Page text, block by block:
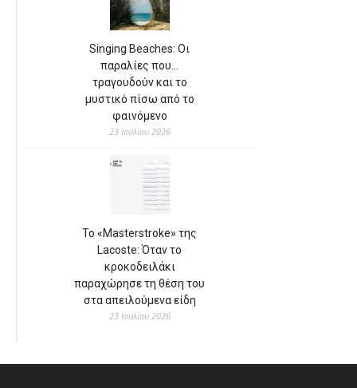
Singing Beaches: Οι
παραλίες που…
τραγουδούν και το
μυστικό πίσω από το
φαινόμενο
23 Ιουλίου 2026
Το «Masterstroke» της
Lacoste: Όταν το
κροκοδειλάκι
παραχώρησε τη θέση του
στα απειλούμενα είδη
23 Ιουλίου 2026